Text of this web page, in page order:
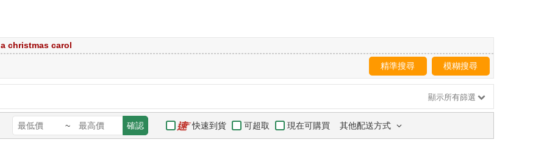
a christmas carol
精準搜尋 模糊搜尋
顯示所有篩選
~ 確認 快速到貨 可超取 現在可購買 其他配送方式